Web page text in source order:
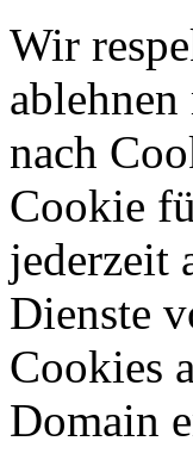
Wir
nach
Cookie
jederzeit
Dienste
Cookies
Domain